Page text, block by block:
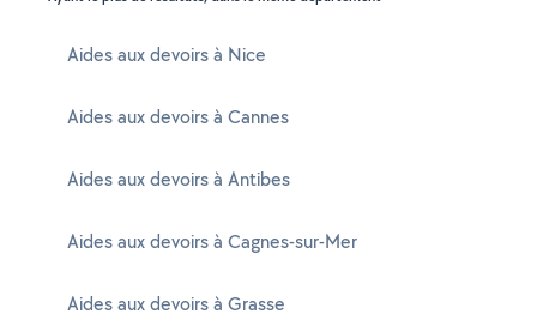
Aides aux devoirs à Nice
Aides aux devoirs à Cannes
Aides aux devoirs à Antibes
Aides aux devoirs à Cagnes-sur-Mer
Aides aux devoirs à Grasse